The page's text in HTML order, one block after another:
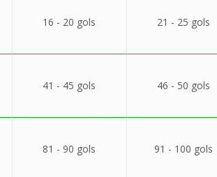
16 - 20 gols 21 - 25 gols
41 - 45 gols 46 - 50 gols
81 - 90 gols 91 - 100 gols